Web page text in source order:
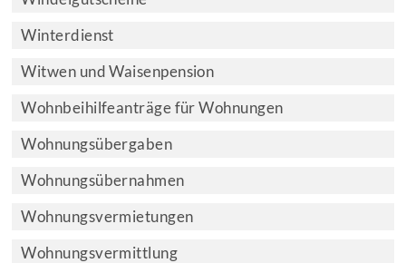
Winterdienst
Witwen und Waisenpension
Wohnbeihilfeanträge für Wohnungen
Wohnungsübergaben
Wohnungsübernahmen
Wohnungsvermietungen
Wohnungsvermittlung